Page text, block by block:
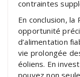
contraintes
En conclusion,
opportunité
d’alimentation
vie prolongée
éoliens. En
pouvez non